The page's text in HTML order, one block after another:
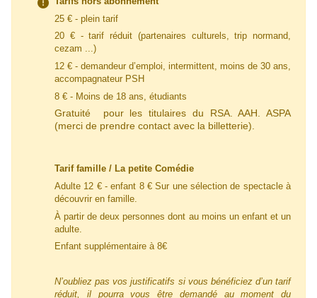
25 € - plein tarif
20 € - tarif réduit (partenaires culturels, trip normand,
cezam ...)
12 € - demandeur d’emploi, intermittent, moins de 30 ans,
accompagnateur PSH
8 € - Moins de 18 ans, étudiants
Gratuité pour les titulaires du RSA. AAH. ASPA
(merci de prendre contact avec la billetterie).
Tarif famille / La petite Comédie
Adulte 12 € - enfant 8 € Sur une sélection de spectacle à
découvrir en famille.
À partir de deux personnes dont au moins un enfant et un
adulte.
Enfant supplémentaire à 8€
N’oubliez pas vos justificatifs si vous bénéficiez d’un tarif
réduit, il pourra vous être demandé au moment du